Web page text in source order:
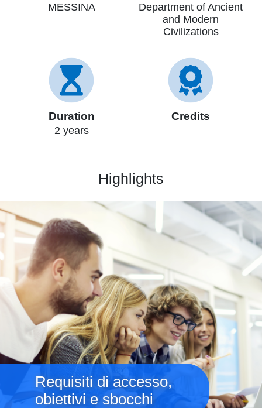
MESSINA
Department of Ancient
and Modern
Civilizations
Duration
2 years
Credits
Highlights
Immagine
Requisiti di accesso,
obiettivi e sbocchi